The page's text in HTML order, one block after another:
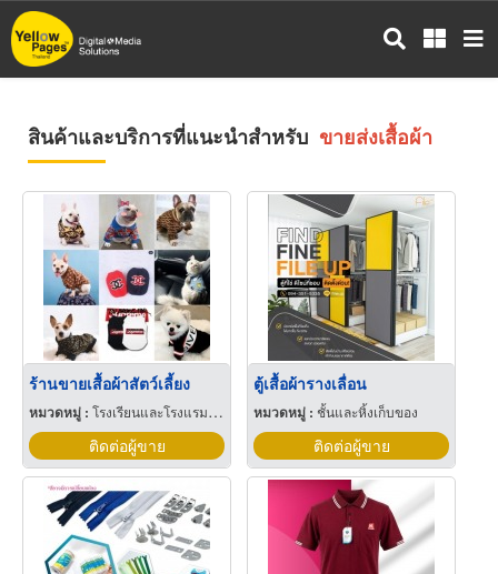
ข้าม
ไป
สินค้าและบริการที่แนะนำสำหรับ ขายส่งเสื้อผ้า
ร้านขายเสื้อผ้าสัตว์เลี้ยง
หมวดหมู่ : โรงเรียนและโรงแรมสำหรับสัตว์เลี้ยง
ติดต่อผู้ขาย
ตู้เสื้อผ้ารางเลื่อน
หมวดหมู่ : ชั้นและหิ้งเก็บของ
ติดต่อผู้ขาย